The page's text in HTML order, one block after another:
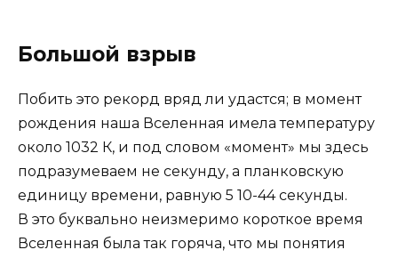
Большой взрыв
Побить это рекорд вряд ли удастся; в момент
рождения наша Вселенная имела температуру
около 1032 К, и под словом «момент» мы здесь
подразумеваем не секунду, а планковскую
единицу времени, равную 5 10-44 секунды.
В это буквально неизмеримо короткое время
Вселенная была так горяча, что мы понятия